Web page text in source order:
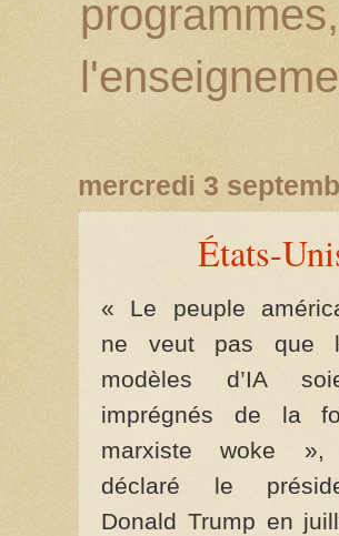
mercredi 3
États-
« Le peuple
ne veut pas que
modèles d’IA
imprégnés de la
marxiste woke
déclaré le
Donald Trump en